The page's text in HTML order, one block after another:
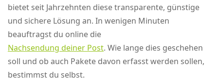
bietet seit Jahrzehnten diese transparente, günstige
und sichere Lösung an. In wenigen Minuten
beauftragst du online die
Nachsendung deiner Post. Wie lange dies geschehen
soll und ob auch Pakete davon erfasst werden sollen,
bestimmst du selbst.